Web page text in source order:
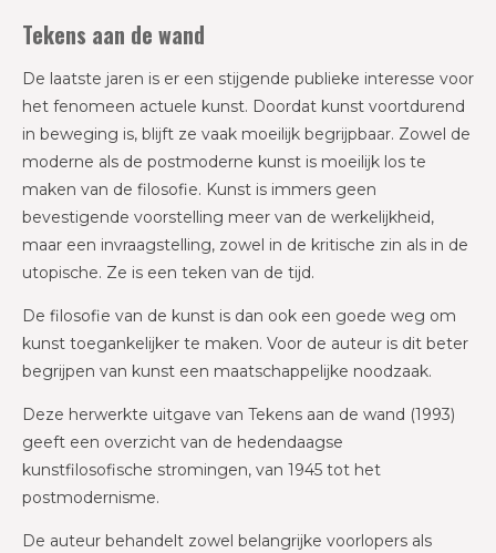
Tekens aan de wand
De laatste jaren is er een stijgende publieke interesse voor
het fenomeen actuele kunst. Doordat kunst voortdurend
in beweging is, blijft ze vaak moeilijk begrijpbaar. Zowel de
moderne als de postmoderne kunst is moeilijk los te
maken van de filosofie. Kunst is immers geen
bevestigende voorstelling meer van de werkelijkheid,
maar een invraagstelling, zowel in de kritische zin als in de
utopische. Ze is een teken van de tijd.
De filosofie van de kunst is dan ook een goede weg om
kunst toegankelijker te maken. Voor de auteur is dit beter
begrijpen van kunst een maatschappelijke noodzaak.
Deze herwerkte uitgave van Tekens aan de wand (1993)
geeft een overzicht van de hedendaagse
kunstfilosofische stromingen, van 1945 tot het
postmodernisme.
De auteur behandelt zowel belangrijke voorlopers als